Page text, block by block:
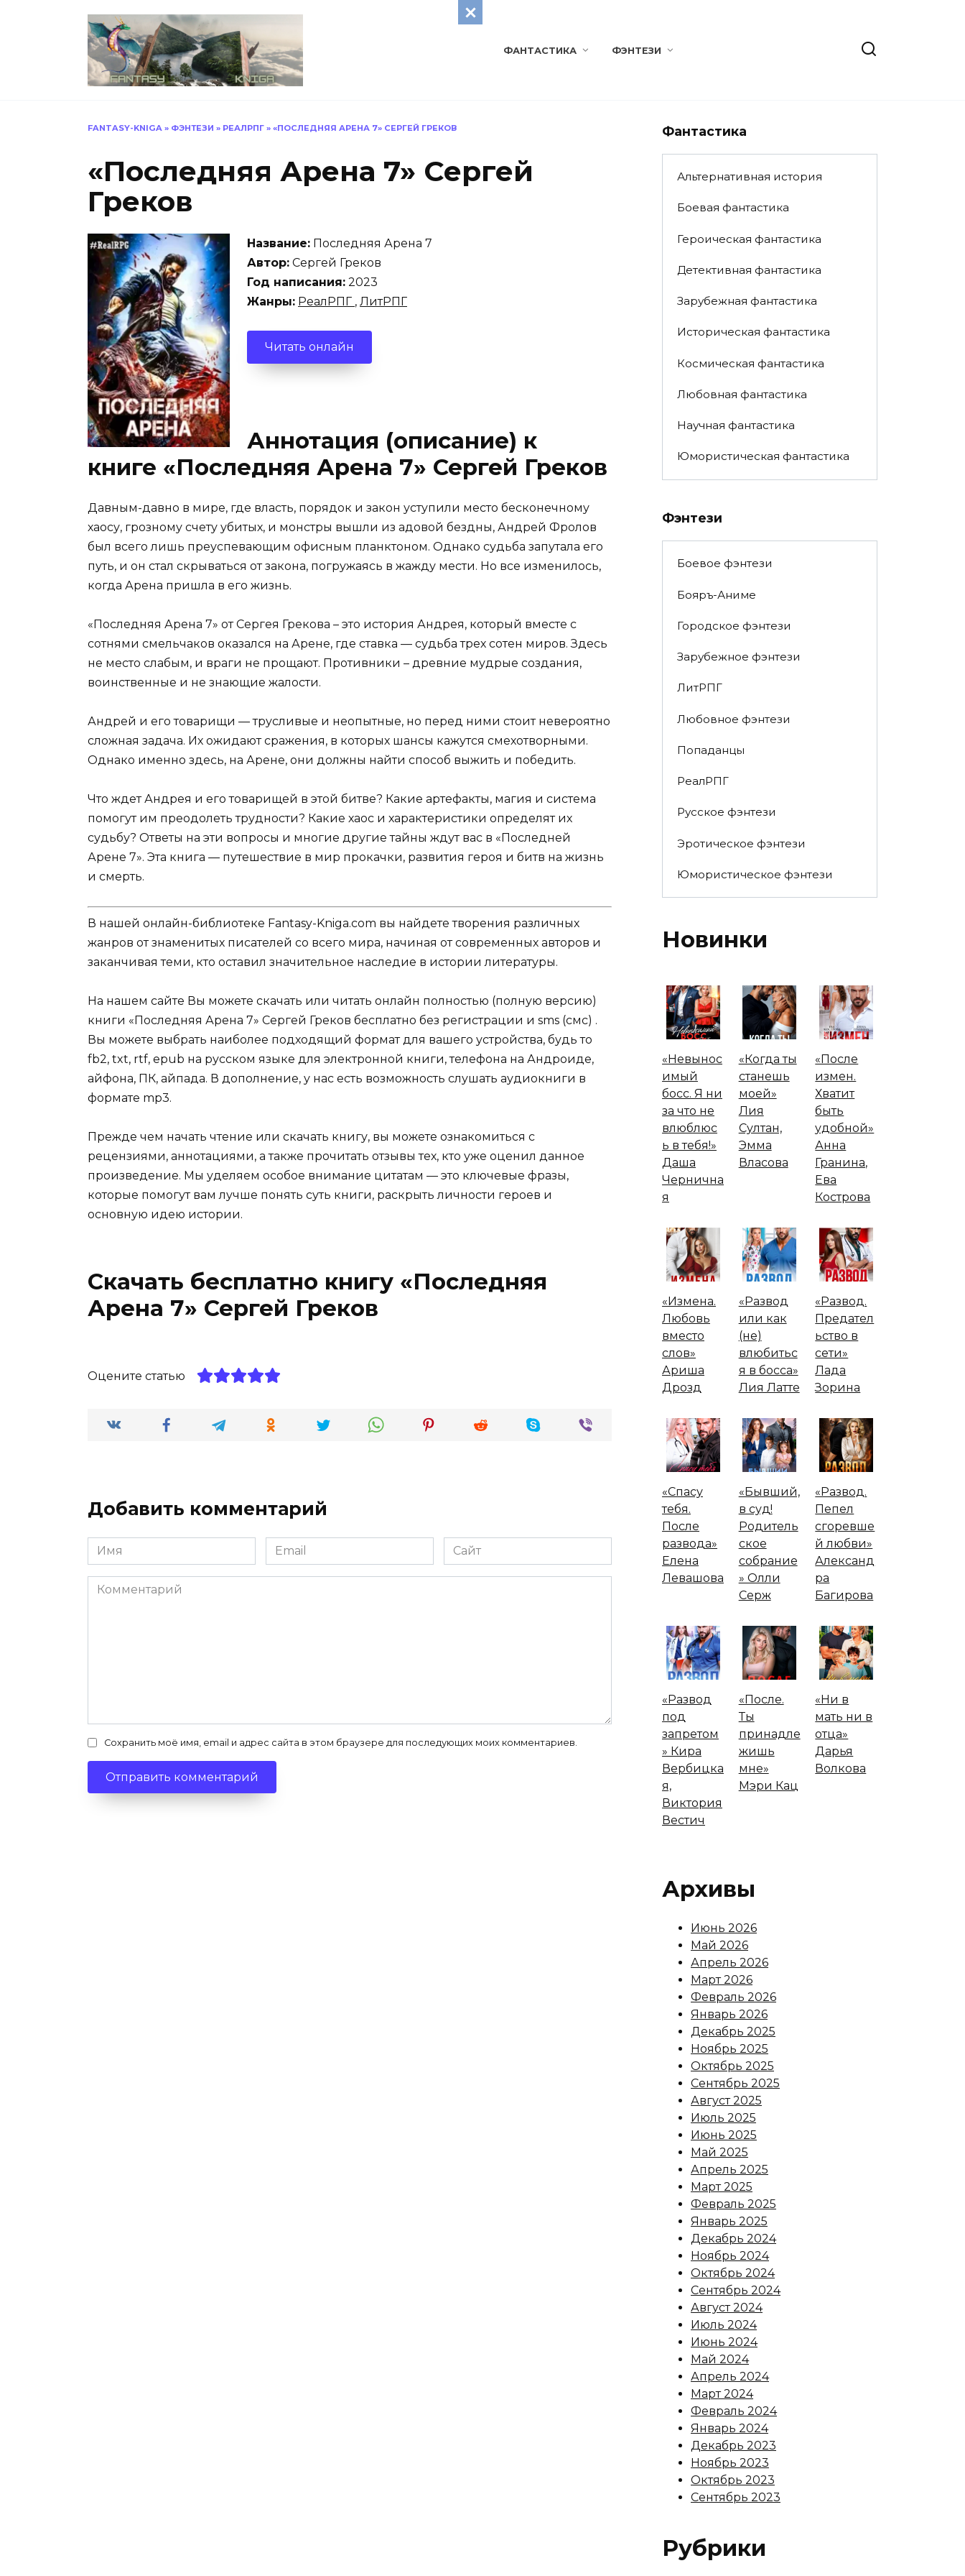
ФАНТАСТИКА ФЭНТЕЗИ
FANTASY-KNIGA » ФЭНТЕЗИ » РЕАЛРПГ » «ПОСЛЕДНЯЯ АРЕНА 7» СЕРГЕЙ ГРЕКОВ
«Последняя Арена 7» Сергей
Греков
Название: Последняя Арена 7
Автор: Сергей Греков
Год написания: 2023
Жанры: РеалРПГ , ЛитРПГ
Читать онлайн
Аннотация (описание) к
книге «Последняя Арена 7» Сергей Греков
Давным-давно в мире, где власть, порядок и закон уступили место бесконечному
хаосу, грозному счету убитых, и монстры вышли из адовой бездны, Андрей Фролов
был всего лишь преуспевающим офисным планктоном. Однако судьба запутала его
путь, и он стал скрываться от закона, погружаясь в жажду мести. Но все изменилось,
когда Арена пришла в его жизнь.
«Последняя Арена 7» от Сергея Грекова – это история Андрея, который вместе с
сотнями смельчаков оказался на Арене, где ставка — судьба трех сотен миров. Здесь
не место слабым, и враги не прощают. Противники – древние мудрые создания,
воинственные и не знающие жалости.
Андрей и его товарищи — трусливые и неопытные, но перед ними стоит невероятно
сложная задача. Их ожидают сражения, в которых шансы кажутся смехотворными.
Однако именно здесь, на Арене, они должны найти способ выжить и победить.
Что ждет Андрея и его товарищей в этой битве? Какие артефакты, магия и система
помогут им преодолеть трудности? Какие хаос и характеристики определят их
судьбу? Ответы на эти вопросы и многие другие тайны ждут вас в «Последней
Арене 7». Эта книга — путешествие в мир прокачки, развития героя и битв на жизнь
и смерть.
В нашей онлайн-библиотеке Fantasy-Kniga.com вы найдете творения различных
жанров от знаменитых писателей со всего мира, начиная от современных авторов и
заканчивая теми, кто оставил значительное наследие в истории литературы.
На нашем сайте Вы можете скачать или читать онлайн полностью (полную версию)
книги «Последняя Арена 7» Сергей Греков бесплатно без регистрации и sms (смс) .
Вы можете выбрать наиболее подходящий формат для вашего устройства, будь то
fb2, txt, rtf, epub на русском языке для электронной книги, телефона на Андроиде,
айфона, ПК, айпада. В дополнение, у нас есть возможность слушать аудиокниги в
формате mp3.
Прежде чем начать чтение или скачать книгу, вы можете ознакомиться с
рецензиями, аннотациями, а также прочитать отзывы тех, кто уже оценил данное
произведение. Мы уделяем особое внимание цитатам — это ключевые фразы,
которые помогут вам лучше понять суть книги, раскрыть личности героев и
основную идею истории.
Скачать бесплатно книгу «Последняя
Арена 7» Сергей Греков
Оцените статью
Добавить комментарий
Имя
*
Email
*
Сайт
Комментарий
Сохранить моё имя, email и адрес сайта в этом браузере для последующих моих комментариев.
Фантастика
Альтернативная история
Боевая фантастика
Героическая фантастика
Детективная фантастика
Зарубежная фантастика
Историческая фантастика
Космическая фантастика
Любовная фантастика
Научная фантастика
Юмористическая фантастика
Фэнтези
Боевое фэнтези
Бояръ-Аниме
Городское фэнтези
Зарубежное фэнтези
ЛитРПГ
Любовное фэнтези
Попаданцы
РеалРПГ
Русское фэнтези
Эротическое фэнтези
Юмористическое фэнтези
Новинки
«Невынос
имый
босс. Я ни
за что не
влюблюс
ь в тебя!»
Даша
Чернична
я
«Когда ты
станешь
моей»
Лия
Султан,
Эмма
Власова
«После
измен.
Хватит
быть
удобной»
Анна
Гранина,
Ева
Кострова
«Измена.
Любовь
вместо
слов»
Ариша
Дрозд
«Развод
или как
(не)
влюбитьс
я в босса»
Лия Латте
«Развод.
Предател
ьство в
сети»
Лада
Зорина
«Спасу
тебя.
После
развода»
Елена
Левашова
«Бывший,
в суд!
Родитель
ское
собрание
» Олли
Серж
«Развод.
Пепел
сгоревше
й любви»
Александ
ра
Багирова
«Развод
под
запретом
» Кира
Вербицка
я,
Виктория
Вестич
«После.
Ты
принадле
жишь
мне»
Мэри Кац
«Ни в
мать ни в
отца»
Дарья
Волкова
Архивы
Июнь 2026
Май 2026
Апрель 2026
Март 2026
Февраль 2026
Январь 2026
Декабрь 2025
Ноябрь 2025
Октябрь 2025
Сентябрь 2025
Август 2025
Июль 2025
Июнь 2025
Май 2025
Апрель 2025
Март 2025
Февраль 2025
Январь 2025
Декабрь 2024
Ноябрь 2024
Октябрь 2024
Сентябрь 2024
Август 2024
Июль 2024
Июнь 2024
Май 2024
Апрель 2024
Март 2024
Февраль 2024
Январь 2024
Декабрь 2023
Ноябрь 2023
Октябрь 2023
Сентябрь 2023
Рубрики